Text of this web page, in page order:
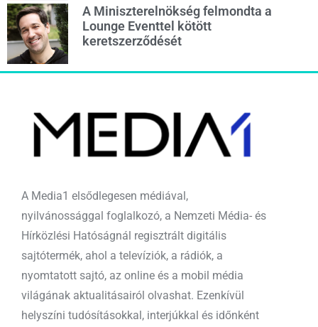
A Miniszterelnökség felmondta a
Lounge Eventtel kötött
keretszerződését
A Media1 elsődlegesen médiával,
nyilvánossággal foglalkozó, a Nemzeti Média- és
Hírközlési Hatóságnál regisztrált digitális
sajtótermék, ahol a televíziók, a rádiók, a
nyomtatott sajtó, az online és a mobil média
világának aktualitásairól olvashat. Ezenkívül
helyszíni tudósításokkal, interjúkkal és időnként